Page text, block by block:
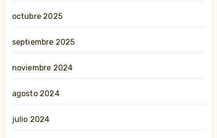
octubre 2025
septiembre 2025
noviembre 2024
agosto 2024
julio 2024